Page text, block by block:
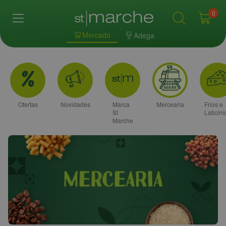
Mercado Adega
0
Ofertas Novidades
Marca
St
Marche
Mercearia
Frios e